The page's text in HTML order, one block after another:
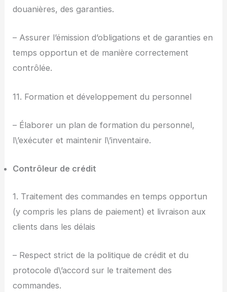
douanières, des garanties.
– Assurer l’émission d’obligations et de garanties en
temps opportun et de manière correctement
contrôlée.
11. Formation et développement du personnel
– Élaborer un plan de formation du personnel,
l\’exécuter et maintenir l\’inventaire.
Contrôleur de crédit
1. Traitement des commandes en temps opportun
(y compris les plans de paiement) et livraison aux
clients dans les délais
– Respect strict de la politique de crédit et du
protocole d\’accord sur le traitement des
commandes.